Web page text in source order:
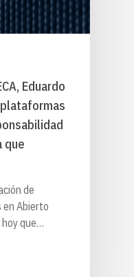
Eduardo
que
de
en Abierto
que…